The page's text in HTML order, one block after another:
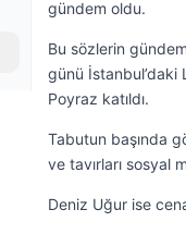
gündem oldu.
Bu sözlerin
günü İstanbul’daki
Poyraz katıldı.
Tabutun başında
ve tavırları sosyal
Deniz Uğur ise